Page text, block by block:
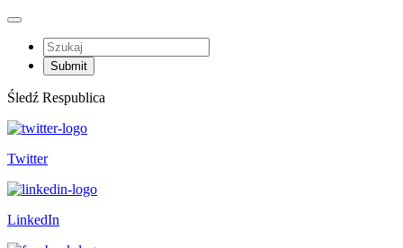
Śledź Respublica
Twitter
LinkedIn